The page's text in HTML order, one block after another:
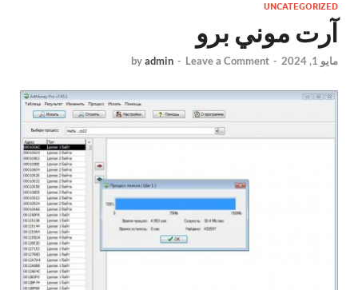
UNCATEGORIZED
آرت موني برو
مايو 1, 2024 -
byadmin - Leave a Comment